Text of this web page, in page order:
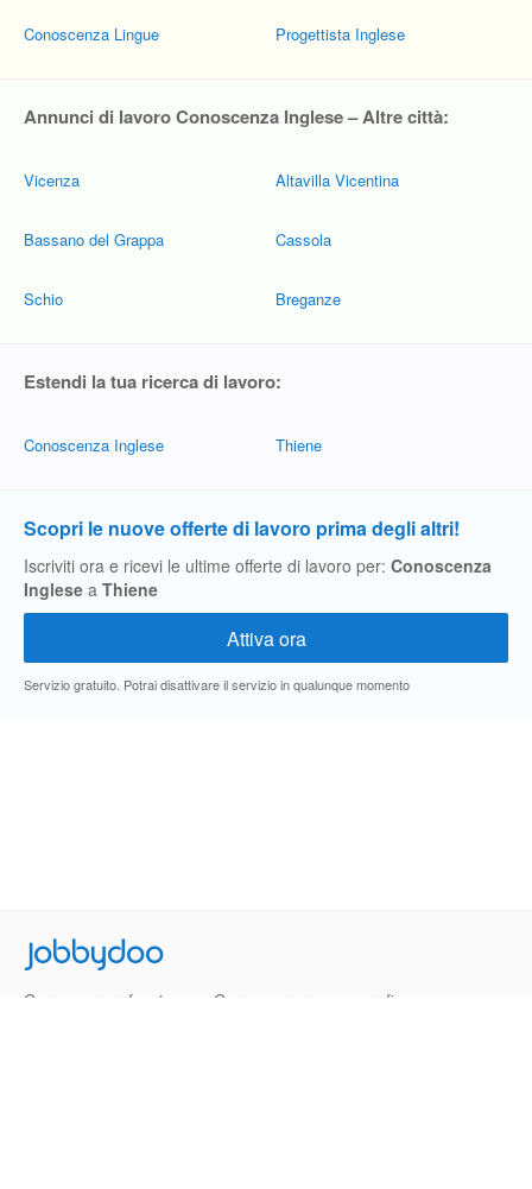
Conoscenza Lingue Progettista Inglese
Annunci di lavoro Conoscenza Inglese – Altre città:
Vicenza
Bassano del Grappa
Schio
Altavilla Vicentina
Cassola
Breganze
Estendi la tua ricerca di lavoro:
Conoscenza Inglese Thiene
Scopri le nuove offerte di lavoro prima degli altri!
Iscriviti ora e ricevi le ultime offerte di lavoro per: Conoscenza
Inglese a Thiene
Servizio gratuito. Potrai disattivare il servizio in qualunque momento
Jobbydoo
Cerca per professione
Cerca per area geografica